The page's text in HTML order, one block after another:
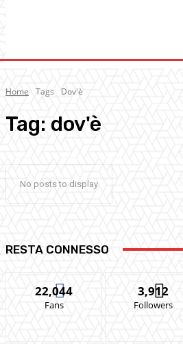
Home Tags Dov'è
Tag: dov'è
No posts to display
RESTA CONNESSO
22,044
Fans
3,912
Followers